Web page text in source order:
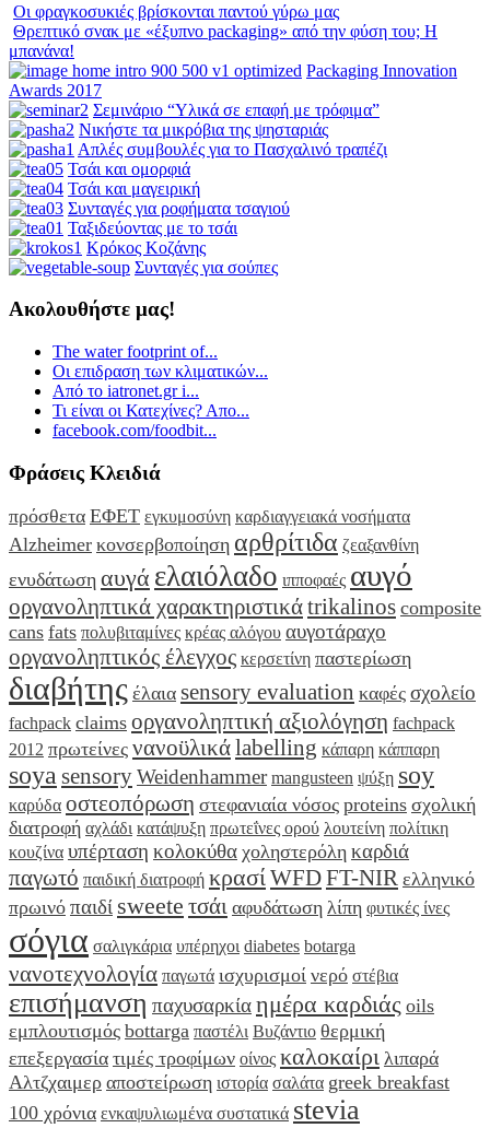
Οι φραγκοσυκιές βρίσκονται παντού γύρω μας
Θρεπτικό σνακ με «έξυπνο packaging» από την φύση του; Η
μπανάνα!
Packaging Innovation
Awards 2017
Σεμινάριο “Υλικά σε επαφή με τρόφιμα”
Νικήστε τα μικρόβια της ψησταριάς
Απλές συμβουλές για το Πασχαλινό τραπέζι
Τσάι και ομορφιά
Τσάι και μαγειρική
Συνταγές για ροφήματα τσαγιού
Ταξιδεύοντας με το τσάι
Κρόκος Κοζάνης
Συνταγές για σούπες
Ακολουθήστε μας!
The water footprint of...
Οι επιδραση των κλιματικών...
Από το iatronet.gr i...
Τι είναι οι Κατεχίνες? Απο...
facebook.com/foodbit...
Φράσεις Κλειδιά
πρόσθετα ΕΦΕΤ εγκυμοσύνη καρδιαγγειακά νοσήματα
Alzheimer κονσερβοποίηση αρθρίτιδα ζεαξανθίνη
ενυδάτωση αυγά ελαιόλαδο ιπποφαές αυγό
οργανοληπτικά χαρακτηριστικάtrikalinos composite
cans fats πολυβιταμίνες κρέας αλόγου αυγοτάραχο
οργανοληπτικός έλεγχος κερσετίνη παστερίωση
διαβήτης έλαια sensory evaluation καφές σχολείο
fachpack claims οργανοληπτική αξιολόγηση fachpack
2012 πρωτείνες νανοϋλικάlabelling κάπαρη κάππαρη
soyasensoryWeidenhammer mangusteen ψύξη soy
καρύδα οστεοπόρωση στεφανιαία νόσος proteins σχολική
διατροφή αχλάδι κατάψυξη πρωτεΐνες ορού λουτείνη πολίτικη
κουζίνα υπέρταση κολοκύθα χοληστερόλη καρδιά
παγωτό παιδική διατροφή κρασίWFDFT-NIR ελληνικό
πρωινό παιδί sweete τσάι αφυδάτωση λίπη φυτικές ίνες
σόγια σαλιγκάρια υπέρηχοι diabetes botarga
νανοτεχνολογία παγωτά ισχυρισμοί νερό στέβια
επισήμανση παχυσαρκίαημέρα καρδιάς oils
εμπλουτισμός bottarga παστέλι Βυζάντιο θερμική
επεξεργασία τιμές τροφίμων οίνος καλοκαίρι λιπαρά
Αλτζχαιμερ αποστείρωση ιστορία σαλάτα greek breakfast
100 χρόνια ενκαψυλιωμένα συστατικά stevia